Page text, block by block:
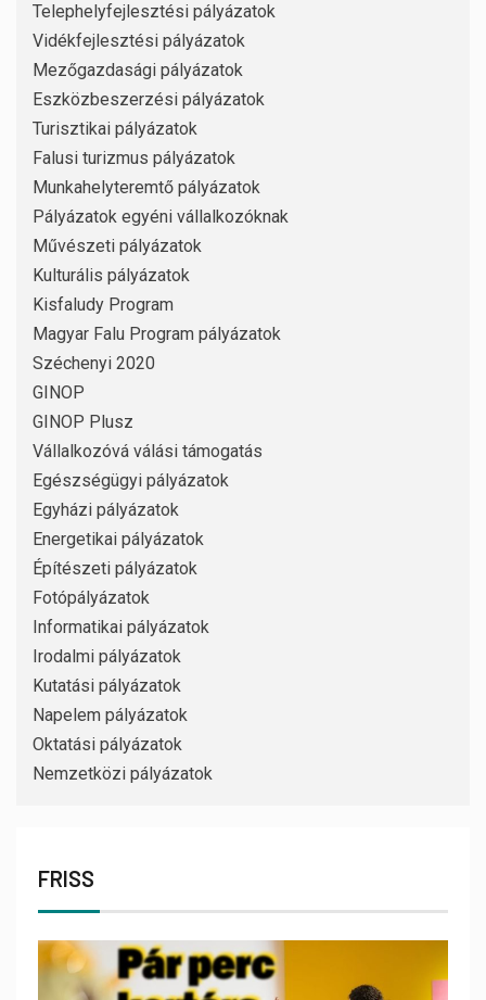
Telephelyfejlesztési pályázatok
Vidékfejlesztési pályázatok
Mezőgazdasági pályázatok
Eszközbeszerzési pályázatok
Turisztikai pályázatok
Falusi turizmus pályázatok
Munkahelyteremtő pályázatok
Pályázatok egyéni vállalkozóknak
Művészeti pályázatok
Kulturális pályázatok
Kisfaludy Program
Magyar Falu Program pályázatok
Széchenyi 2020
GINOP
GINOP Plusz
Vállalkozóvá válási támogatás
Egészségügyi pályázatok
Egyházi pályázatok
Energetikai pályázatok
Építészeti pályázatok
Fotópályázatok
Informatikai pályázatok
Irodalmi pályázatok
Kutatási pályázatok
Napelem pályázatok
Oktatási pályázatok
Nemzetközi pályázatok
FRISS